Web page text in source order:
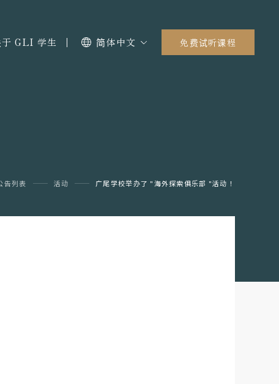
于 GLI 学生 简体中文 免费试听课程
告列表 活动 广尾学校举办了 "海外探索俱乐部 "活动！